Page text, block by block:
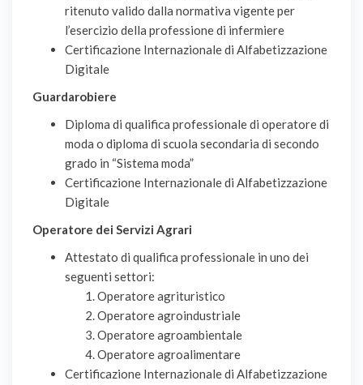
ritenuto valido dalla normativa vigente per
l’esercizio della professione di infermiere
Certificazione Internazionale di Alfabetizzazione
Digitale
Guardarobiere
Diploma di qualifica professionale di operatore di
moda o diploma di scuola secondaria di secondo
grado in “Sistema moda”
Certificazione Internazionale di Alfabetizzazione
Digitale
Operatore dei Servizi Agrari
Attestato di qualifica professionale in uno dei
seguenti settori:
Operatore agrituristico
Operatore agroindustriale
Operatore agroambientale
Operatore agroalimentare
Certificazione Internazionale di Alfabetizzazione